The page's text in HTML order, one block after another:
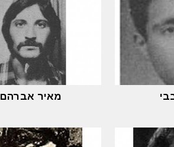
מאיר אברהם